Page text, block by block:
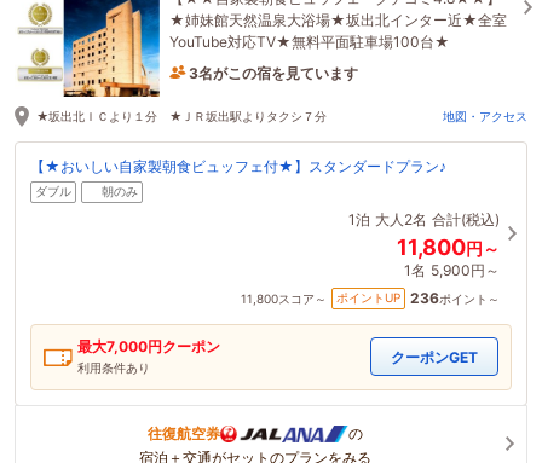
★姉妹館天然温泉大浴場★坂出北インター近★全室
YouTube対応TV★無料平面駐車場100台★
3名がこの宿を見ています
★坂出北ＩＣより１分 ★ＪＲ坂出駅よりタクシ７分 地図・アクセス
【★おいしい自家製朝食ビュッフェ付★】スタンダードプラン♪
ダブル 朝のみ
1泊 大人2名 合計(税込)
11,800円～
1名 5,900円～
11,800スコア～ ポイントUP 236ポイント～
最大7,000円クーポン
利用条件あり
クーポンGET
往復航空券
の
宿泊＋交通がセットのプランをみる